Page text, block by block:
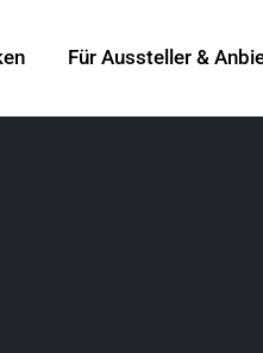
Für Aussteller &